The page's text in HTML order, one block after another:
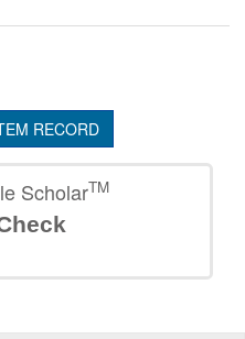
RECORD
ScholarTM